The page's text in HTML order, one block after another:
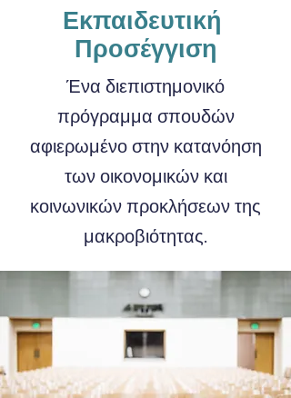
Εκπαιδευτική
Προσέγγιση
Ένα διεπιστημονικό
πρόγραμμα σπουδών
αφιερωμένο στην κατανόηση
των οικονομικών και
κοινωνικών προκλήσεων της
μακροβιότητας.